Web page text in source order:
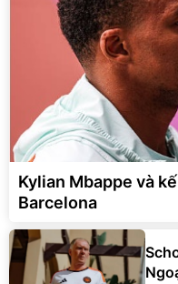
Kylian Mbappe và
Barcelona